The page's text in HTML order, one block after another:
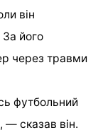
він
За його
через травми
футбольний
— сказав він.